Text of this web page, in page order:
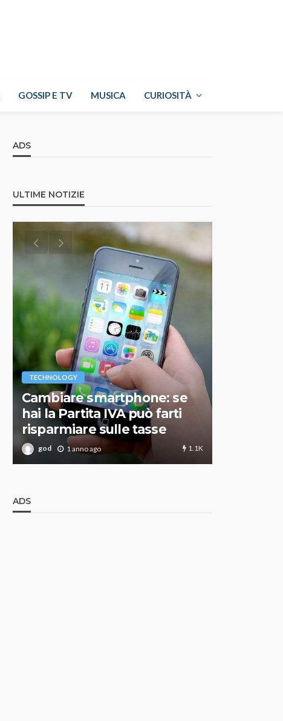
GOSSIP E TV MUSICA CURIOSITÀ
ADS
ULTIME NOTIZIE
TECHNOLOGY
Cambiare smartphone: se
hai la Partita IVA può farti
risparmiare sulle tasse
god 1 anno ago 1.1K
ADS